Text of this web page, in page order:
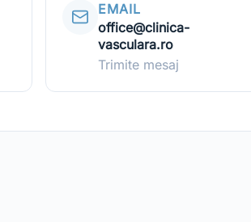
EMAIL
office@clinica-
vasculara.ro
Trimite mesaj